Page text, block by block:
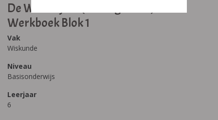
De Wiskanjers (IJsbergversie) 6
Werkboek Blok 1
Vak
Wiskunde
Niveau
Basisonderwijs
Leerjaar
6